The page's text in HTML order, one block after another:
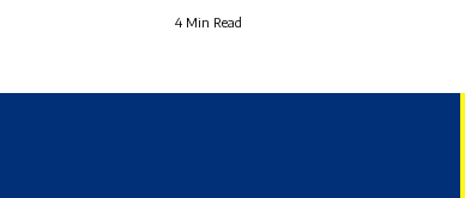
4 Min Read